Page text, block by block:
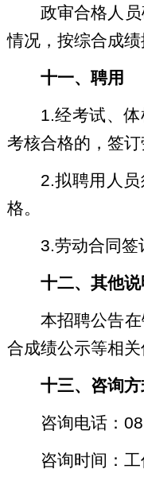
政审合格人
情况，按综合成绩
十一、聘用
1.经考试、
考核合格的，签
2.拟聘用人
格。
3.劳动合同签
十二、其他说
本招聘公告
合成绩公示等相关
十三、咨询
咨询电话：
咨询时间：